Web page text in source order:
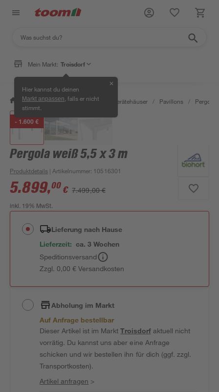
Mein Markt: Troisdorf
Hier kannst du deinen
Markt anpassen , falls er nicht
stimmt.
✕
/ Garten & Freizeit / Garten- & Gerätehäuser / Pavillons / Pergola
- 1.600 €
Pergola weiß 5,5 x 3 m
Produktdetails | Artikelnummer: 10516301
5.899,00 € 7.499,00 €
inkl. 19% MwSt.
Lieferung nach Hause
Lieferzeit: ca. 3 Wochen
Speditionsversand
Zzgl. 0,00 € Versandkosten
Abholung im Markt
Auf Anfrage bestellbar
Dieser Artikel ist im MarktTroisdorfaktuell nicht
vorrätig. Du kannst uns aber eine Anfrage
schicken und wir bestellen ihn für dich (ggf. zzgl.
Transportkosten).
Artikel anfragen >